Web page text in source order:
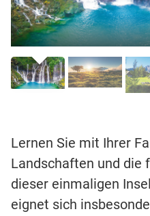
Lernen Sie mit Ihrer
Landschaften und die
dieser einmaligen
eignet sich